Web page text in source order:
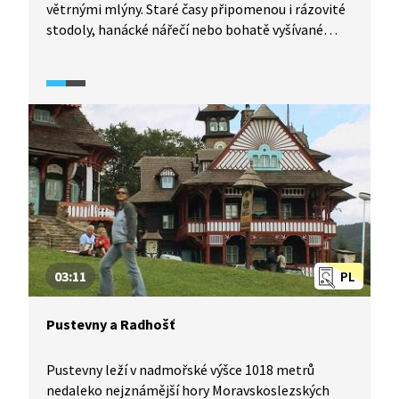
větrnými mlýny. Staré časy připomenou i rázovité
stodoly, hanácké nářečí nebo bohatě vyšívané
PL
03:11
Pustevny a Radhošť
Pustevny leží v nadmořské výšce 1018 metrů
nedaleko nejznámější hory Moravskoslezských